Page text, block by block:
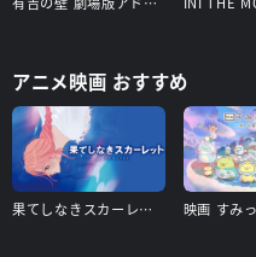
アニメ映画 おすすめ
果てしなきスカーレット